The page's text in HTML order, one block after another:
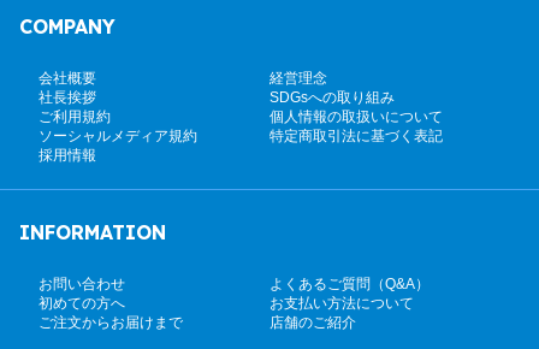
COMPANY
会社概要
経営理念
社長挨拶
SDGsへの取り組み
ご利用規約
個人情報の取扱いについて
ソーシャルメディア規約
特定商取引法に基づく表記
採用情報
INFORMATION
お問い合わせ
よくあるご質問（Q&A）
初めての方へ
お支払い方法について
ご注文からお届けまで
店舗のご紹介